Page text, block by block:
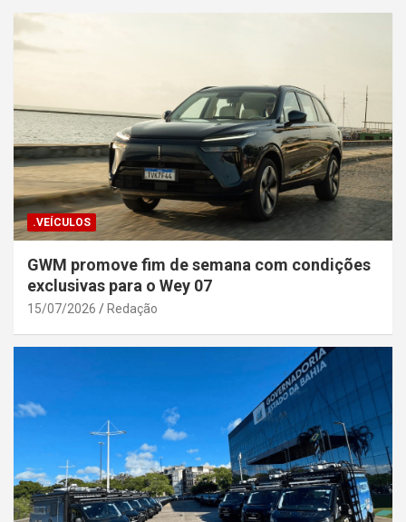
.VEÍCULOS
GWM promove fim de semana com condições
exclusivas para o Wey 07
15/07/2026 Redação